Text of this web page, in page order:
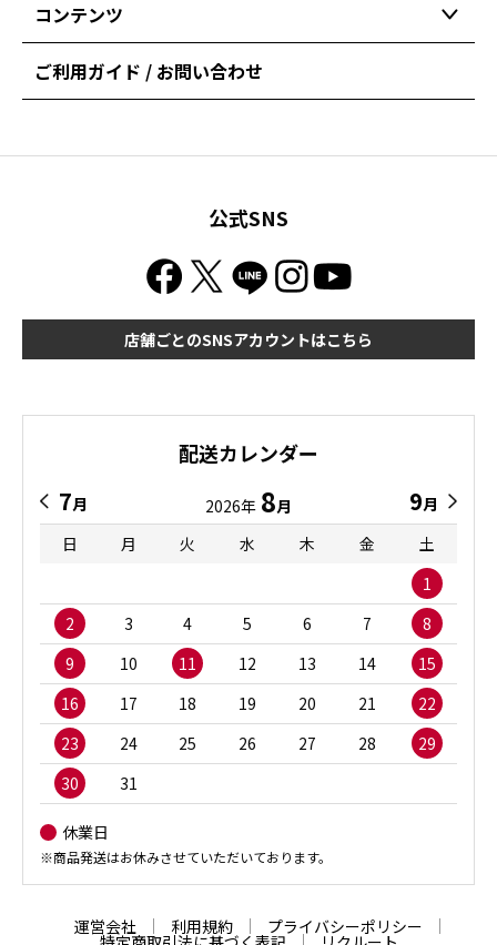
コンテンツ
ご利用ガイド / お問い合わせ
公式SNS
店舗ごとのSNSアカウントはこちら
配送カレンダー
7月 2026年 8月 9月
日
月 火 水 木 金
土
1
2
3 4 5 6 7
8
9
10 11 12 13 14
15
16
17 18 19 20 21
22
23
24 25 26 27 28
29
30
31
休業日
※商品発送はお休みさせていただいております。
運営会社 利用規約 プライバシーポリシー